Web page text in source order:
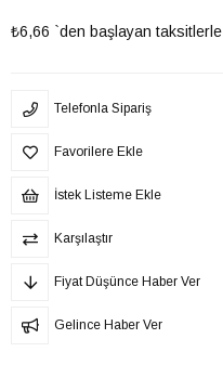
₺6,66 `den başlayan taksitlerle
Telefonla Sipariş
Favorilere Ekle
İstek Listeme Ekle
Karşılaştır
Fiyat Düşünce Haber Ver
Gelince Haber Ver